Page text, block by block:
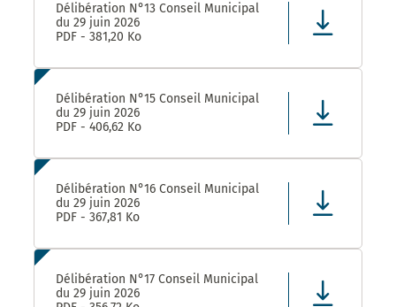
Délibération N°13 Conseil Municipal
du 29 juin 2026
PDF - 381,20 Ko
Délibération N°15 Conseil Municipal
du 29 juin 2026
PDF - 406,62 Ko
Délibération N°16 Conseil Municipal
du 29 juin 2026
PDF - 367,81 Ko
Délibération N°17 Conseil Municipal
du 29 juin 2026